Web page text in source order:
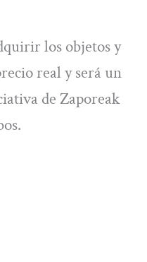
los objetos y
real y será un
de Zaporeak